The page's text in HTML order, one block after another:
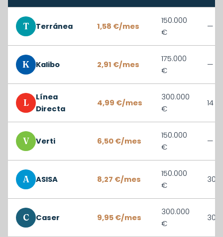
T Terránea 1,58 €/mes
150.000
€
—
K Kalibo 2,91 €/mes
175.000
€
—
L
Línea
Directa
4,99 €/mes
300.000
€
14
V Verti 6,50 €/mes
150.000
€
—
A ASISA 8,27 €/mes
150.000
€
30
C Caser 9,95 €/mes
300.000
€
30